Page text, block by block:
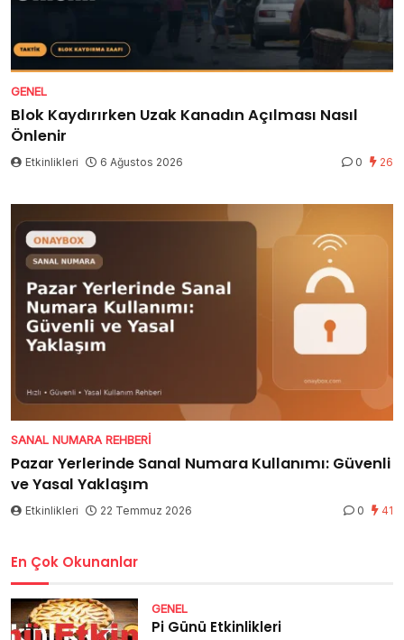
GENEL
Blok Kaydırırken Uzak Kanadın Açılması Nasıl
Önlenir
Etkinlikleri 6 Ağustos 2026 0 26
SANAL NUMARA REHBERI
Pazar Yerlerinde Sanal Numara Kullanımı: Güvenli
ve Yasal Yaklaşım
Etkinlikleri 22 Temmuz 2026 0 41
En Çok Okunanlar
GENEL
Pi Günü Etkinlikleri